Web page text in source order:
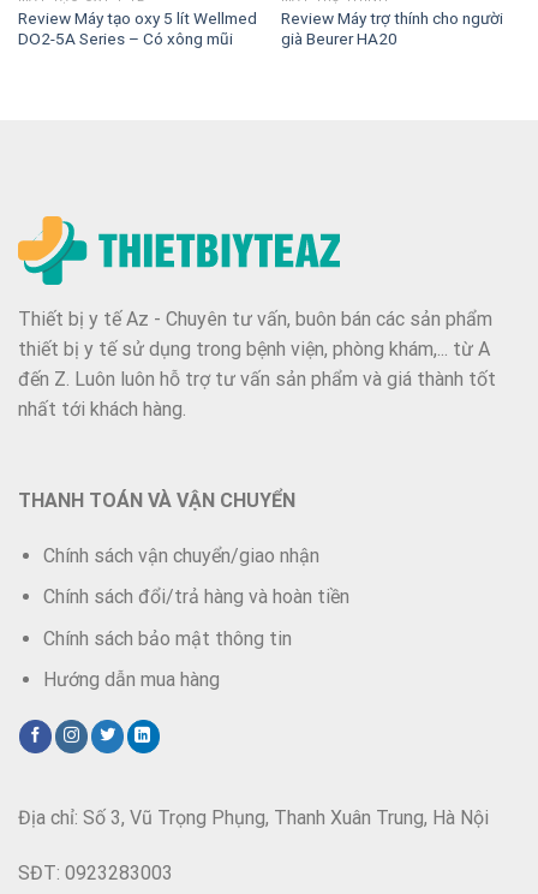
Review Máy tạo oxy 5 lít Wellmed
DO2-5A Series – Có xông mũi
Review Máy trợ thính cho người
già Beurer HA20
Thiết bị y tế Az - Chuyên tư vấn, buôn bán các sản phẩm
thiết bị y tế sử dụng trong bệnh viện, phòng khám,... từ A
đến Z. Luôn luôn hỗ trợ tư vấn sản phẩm và giá thành tốt
nhất tới khách hàng.
Địa chỉ: Số 3, Vũ Trọng Phụng, Thanh Xuân Trung, Hà Nội
SĐT: 0923283003
THANH TOÁN VÀ VẬN CHUYỂN
Chính sách vận chuyển/giao nhận
Chính sách đổi/trả hàng và hoàn tiền
Chính sách bảo mật thông tin
Hướng dẫn mua hàng